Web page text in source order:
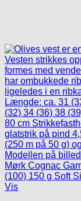
Vis